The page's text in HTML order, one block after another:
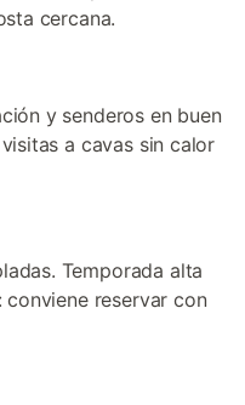
cercana.
y senderos en buen
a cavas sin calor
Temporada alta
conviene reservar con